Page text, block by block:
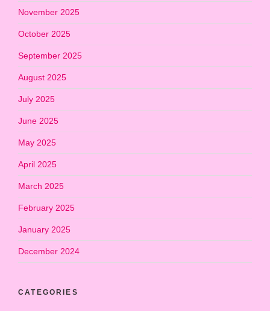
November 2025
October 2025
September 2025
August 2025
July 2025
June 2025
May 2025
April 2025
March 2025
February 2025
January 2025
December 2024
CATEGORIES